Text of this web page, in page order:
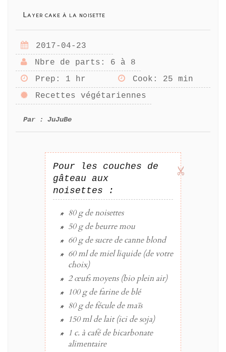
Layer cake à la noisette
2017-04-23
Nbre de parts : 6 à 8
Prep : 1 hr Cook : 25 min
Recettes végétariennes
Par : JuJuBe
Pour les couches de
gâteau aux
noisettes :
80 gdenoisettes
50 gdebeurremou
60 gdesucrede canne blond
60 mldemielliquide (de votre
choix)
2 œufsmoyens (bio plein air)
100 gdefarinede blé
80 gdefécule de maïs
150 mldelait(ici de soja)
1 c. à cafédebicarbonate
alimentaire